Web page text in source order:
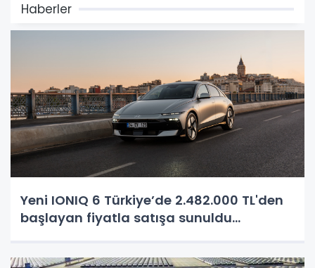
Haberler
Yeni IONIQ 6 Türkiye’de 2.482.000 TL'den
başlayan fiyatla satışa sunuldu...